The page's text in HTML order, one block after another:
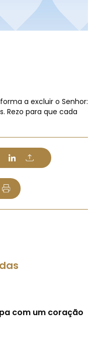
a excluir o Senhor:
Rezo para que cada
com um coração